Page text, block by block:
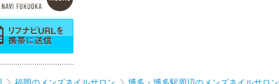
福岡のメンズネイルサロン 博多・博多駅周辺のメンズネイルサロン